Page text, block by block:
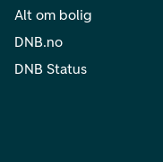
Alt om bolig
DNB.no
DNB Status